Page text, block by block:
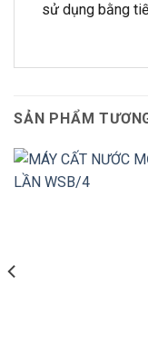
sử dụng bằng
SẢN PHẨM